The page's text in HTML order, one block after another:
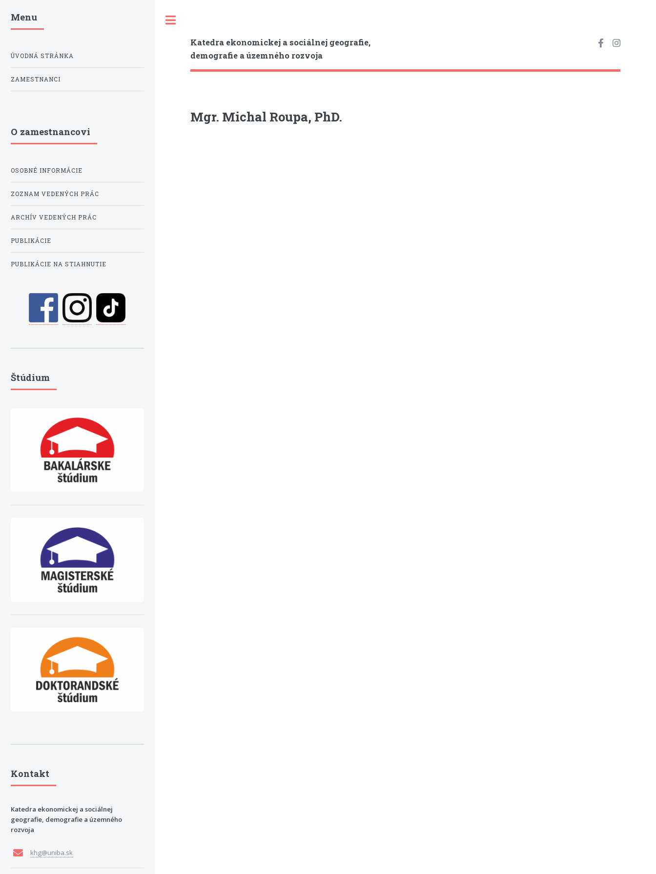
Katedra ekonomickej a sociálnej geografie,
demografie a územného rozvoja
Mgr. Michal Roupa, PhD.
Menu
ÚVODNÁ STRÁNKA
ZAMESTNANCI
O zamestnancovi
OSOBNÉ INFORMÁCIE
ZOZNAM VEDENÝCH PRÁC
ARCHÍV VEDENÝCH PRÁC
PUBLIKÁCIE
PUBLIKÁCIE NA STIAHNUTIE
Štúdium
Kontakt
Katedra ekonomickej a sociálnej
geografie, demografie a územného
rozvoja
khg@uniba.sk